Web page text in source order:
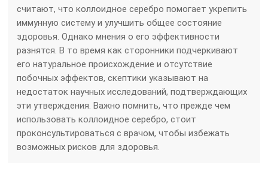
считают, что коллоидное серебро помогает укрепить
иммунную систему и улучшить общее состояние
здоровья. Однако мнения о его эффективности
разнятся. В то время как сторонники подчеркивают
его натуральное происхождение и отсутствие
побочных эффектов, скептики указывают на
недостаток научных исследований, подтверждающих
эти утверждения. Важно помнить, что прежде чем
использовать коллоидное серебро, стоит
проконсультироваться с врачом, чтобы избежать
возможных рисков для здоровья.